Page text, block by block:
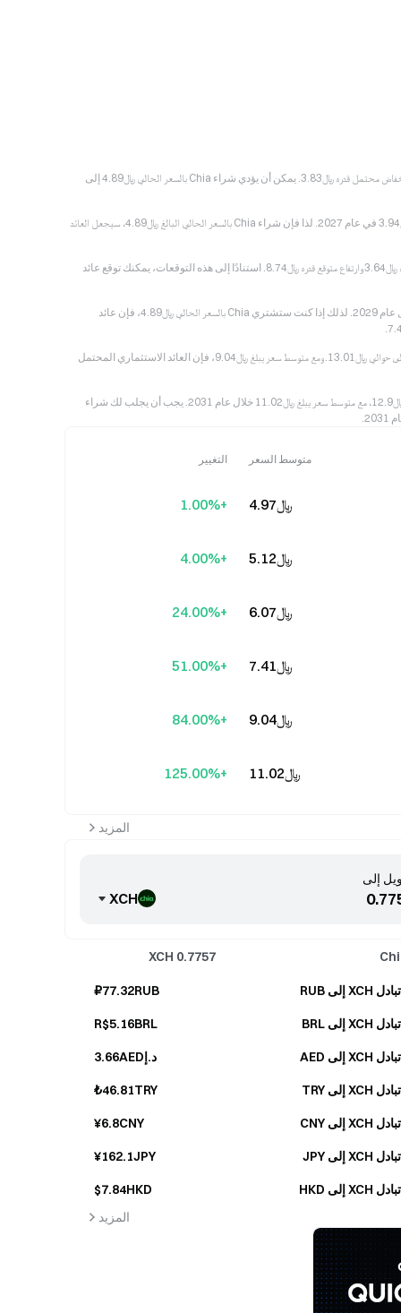
بالنسبة لعام 2026، يُقدّر تحقيق متوسط سعر لعملة Chia يبلغ ﷼‎4.97، مع توقع ارتفاع ﷼‎5.27 وانخفاض محتمل قدره ﷼‎3.83. يمكن أن يؤدي شراء Chia بالسعر الحالي ﷼‎4.89 إلى
تشير الاتجاهات والأنماط السابقة إلى أن Chia قد يسجل حدًا أقصى عند ﷼‎7.02، مع أدنى سعر يبلغ ﷼‎3.94 في عام 2027. لذا فإن شراء Chia بالسعر الحالي البالغ ﷼‎4.89، سيجعل العائد
من المتوقع أن يحوم سعر Chia حول ﷼‎6.07 لمعظم الأجزاء في 2028 سنوات، مع توقع انخفاض قدره ﷼‎3.64 وارتفاع متوقع قدره ﷼‎8.74. استنادًا إلى هذه التوقعات، يمكنك توقع عائد
استنادًا إلى البيانات التاريخية، قد تسجل Chia ارتفاعًا يصل إلى ﷼‎10.67، مع أدنى سعر ﷼‎3.85 خلال عام 2029. لذلك إذا كنت ستشتري Chia بالسعر الحالي ﷼‎4.89، فإن عائد
في عام 2030، يُقدّر أقل سعر أمكن رؤيته لعملة Chia عند ﷼‎6.41، في حين قد يصل ذروة سعر العام إلى حوالي ﷼‎13.01. ومع متوسط سعر يبلغ ﷼‎9.04، فإن العائد الاستثماري المحتمل
وفقًا لمعنويات السوق في السنوات السابقة، فمن المتوقع أن تتحرك عملة Chia بين ﷼‎9.15 و ﷼‎12.9، مع متوسط سعر يبلغ ﷼‎11.02 خلال عام 2031. يجب أن يجلب لك شراء
متوسط السعر التغيير
﷼‎4.97 +1.00%
﷼‎5.12 +4.00%
﷼‎6.07 +24.00%
﷼‎7.41 +51.00%
﷼‎9.04 +84.00%
﷼‎11.02 +125.00%
المزيد
إلى
XCH
0.7757
XCH
تبادل XCH إلى RUB ₽77.32RUB
تبادل XCH إلى BRL R$5.16BRL
تبادل XCH إلى AED د.إ3.66AED
تبادل XCH إلى TRY ₺46.81TRY
تبادل XCH إلى CNY ¥6.8CNY
تبادل XCH إلى JPY ¥162.1JPY
تبادل XCH إلى HKD $7.84HKD
المزيد